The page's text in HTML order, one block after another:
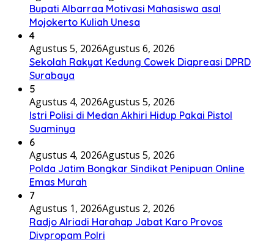
Bupati Albarraa Motivasi Mahasiswa asal
Mojokerto Kuliah Unesa
4
Agustus 5, 2026Agustus 6, 2026
Sekolah Rakyat Kedung Cowek Diapreasi DPRD
Surabaya
5
Agustus 4, 2026Agustus 5, 2026
Istri Polisi di Medan Akhiri Hidup Pakai Pistol
Suaminya
6
Agustus 4, 2026Agustus 5, 2026
Polda Jatim Bongkar Sindikat Penipuan Online
Emas Murah
7
Agustus 1, 2026Agustus 2, 2026
Radjo Alriadi Harahap Jabat Karo Provos
Divpropam Polri